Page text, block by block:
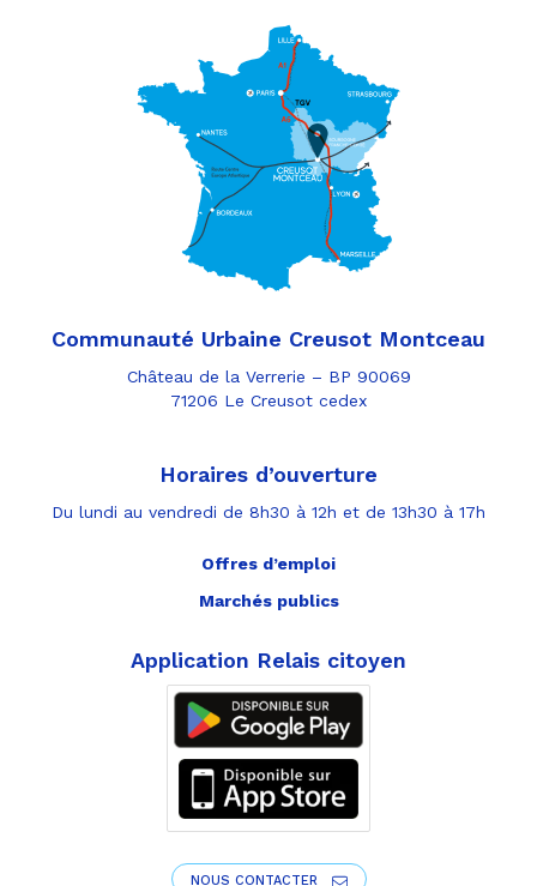
Communauté Urbaine Creusot Montceau
Château de la Verrerie – BP 90069
71206 Le Creusot cedex
Horaires d’ouverture
Du lundi au vendredi de 8h30 à 12h et de 13h30 à 17h
Offres d’emploi
Marchés publics
Application Relais citoyen
NOUS CONTACTER